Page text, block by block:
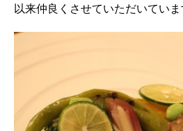
以来仲良くさせていただいていま